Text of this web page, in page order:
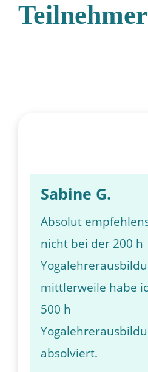
Sabine G.
Absolut
nicht bei der 200 h
mittlerweile habe
500 h
absolviert.